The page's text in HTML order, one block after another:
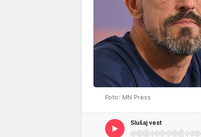
Foto: MN Press
Slušaj vest